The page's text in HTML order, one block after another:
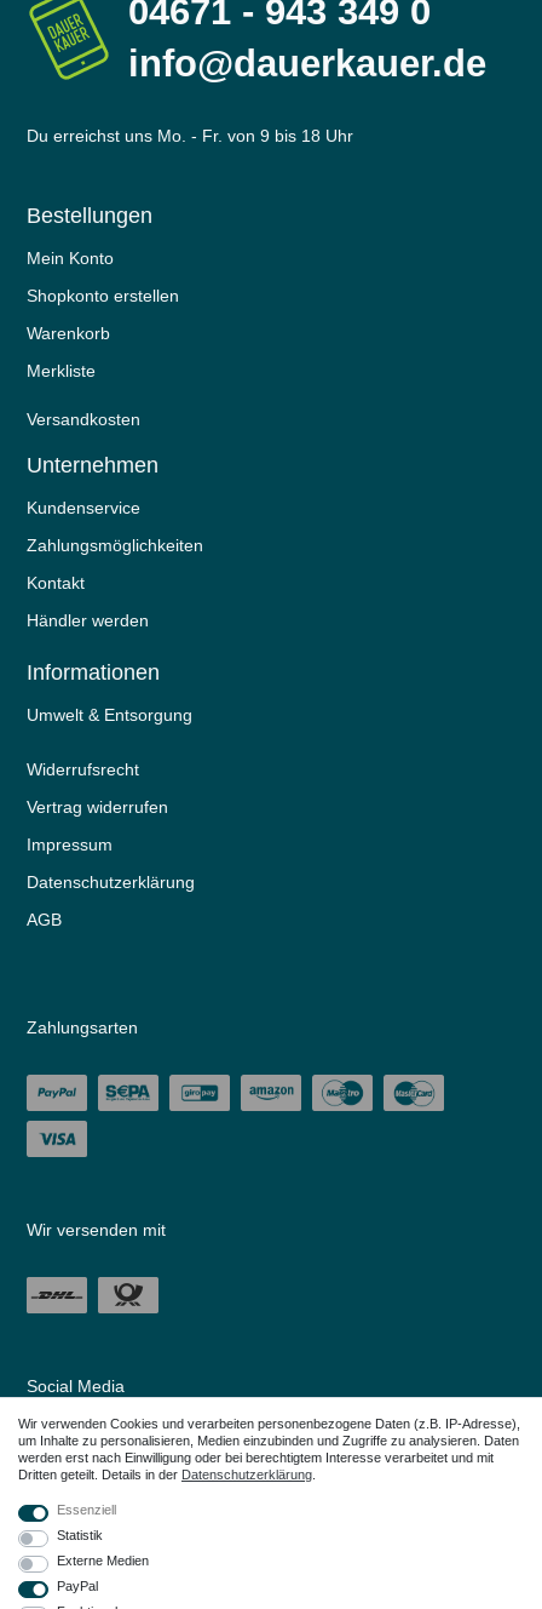
04671 - 943 349 0
info@dauerkauer.de
Du erreichst uns Mo. - Fr. von 9 bis 18 Uhr
Bestellungen
Mein Konto
Shopkonto erstellen
Warenkorb
Merkliste
Versandkosten
Unternehmen
Kundenservice
Zahlungsmöglichkeiten
Kontakt
Händler werden
Informationen
Umwelt & Entsorgung
Widerrufs­recht
Vertrag widerrufen
Impressum
Daten­schutz­erklärung
AGB
Zahlungsarten
Wir versenden mit
Social Media
Wir verwenden Cookies und verarbeiten personenbezogene Daten (z.B. IP-Adresse),
um Inhalte zu personalisieren, Medien einzubinden und Zugriffe zu analysieren. Daten
werden erst nach Einwilligung oder bei berechtigtem Interesse verarbeitet und mit
Dritten geteilt. Details in der Daten­schutz­erklärung
Essenziell
Statistik
Externe Medien
PayPal